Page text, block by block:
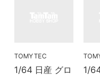
TOMYTEC
1/64 日産 グロ
1/